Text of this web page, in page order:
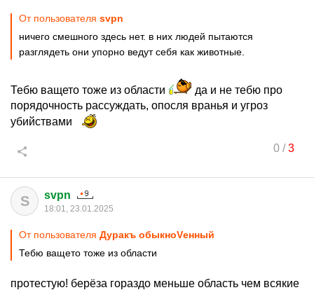
От пользователя svpn
ничего смешного здесь нет. в них людей пытаются
разглядеть они упорно ведут себя как животные.
Тебю ващето тоже из области
да и не тебю про
порядочность рассуждать, опосля вранья и угроз
убийствами
0/3
S svpn
18:01, 23.01.2025
От пользователя Дуракъ обыкноVенный
Тебю ващето тоже из области
протестую! берёза гораздо меньше область чем всякие